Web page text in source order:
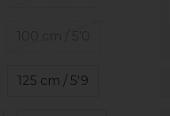
125 cm / 5'9